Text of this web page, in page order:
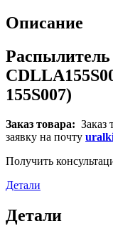
Описание
155S007)
Заказ товара: Заказ
заявку на почту
Получить
Детали
Детали